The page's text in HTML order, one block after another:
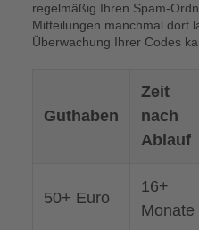
regelmäßig Ihren Spam-
Mitteilungen manchmal dort
Überwachung Ihrer Codes
Guthaben
Zeit
nach
Ablauf
50+ Euro
16+
Monate